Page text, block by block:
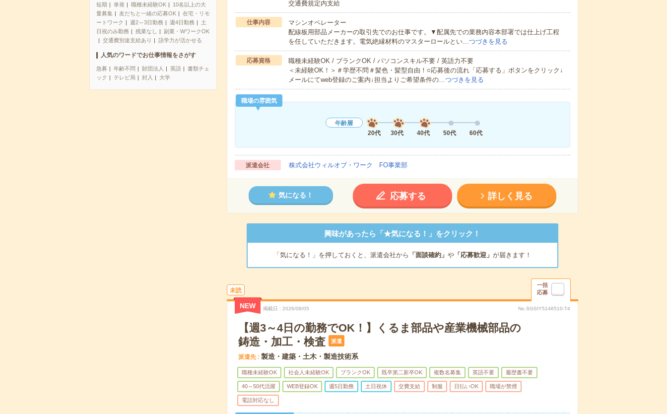
短期 単発 職種未経験OK
10名以上の大
量募集
友だちと一緒の応募OK
在宅・リモ
ートワーク
週2～3日勤務 週4日勤務
土
日祝のみ勤務
残業なし
副業・WワークOK
交通費別途支給あり
語学力が活かせる
人気のワードでお仕事情報をさがす
急募 年齢不問 財団法人 英語
書類チェ
ック
テレビ局 封入 大学
交通費規定内支給
仕事内容
マシンオペレーター
配線板用部品メーカーの取引先でのお仕事です。▼配属先での業務内容本部署では仕上げ工程
を任していただきます。電気絶縁材料のマスターロールとい…つづきを見る
応募資格
職種未経験OK / ブランクOK / パソコンスキル不要 / 英語力不要
＜未経験OK！＞＃学歴不問＃髪色・髪型自由！○応募後の流れ「応募する」ボタンをクリック↓
メールにてweb登録のご案内↓担当よりご希望条件の…つづきを見る
職場の雰囲気
年齢層
20代
30代 40代 50代 60代
派遣会社 株式会社ウィルオブ・ワーク FO事業部
気になる！ 応募する 詳しく見る
興味があったら「★気になる！」をクリック！
「気になる！」を押しておくと、派遣会社から 「面談確約」 や「応募歓迎」 が届きます！
未読
一括
応募
NEW 掲載日 2026/08/05 No.SGSIY5146510-T4
【週3～4日の勤務でOK！】くるま部品や産業機械部品の
鋳造・加工・検査
派遣
派遣先 製造・建築・土木・製造技術系
職種未経験OK 社会人未経験OK ブランクOK 既卒第二新卒OK 複数名募集 英語不要 履歴書不要
40～50代活躍 WEB登録OK 週5日勤務 土日祝休 交費支給 制服 日払いOK 職場が禁煙
電話対応なし